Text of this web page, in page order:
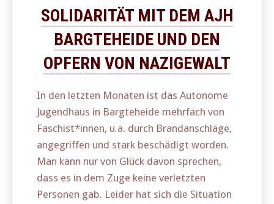
SOLIDARITÄT MIT DEM AJH
BARGTEHEIDE UND DEN
OPFERN VON NAZIGEWALT
In den letzten Monaten ist das Autonome
Jugendhaus in Bargteheide mehrfach von
Faschist*innen, u.a. durch Brandanschläge,
angegriffen und stark beschädigt worden.
Man kann nur von Glück davon sprechen,
dass es in dem Zuge keine verletzten
Personen gab. Leider hat sich die Situation